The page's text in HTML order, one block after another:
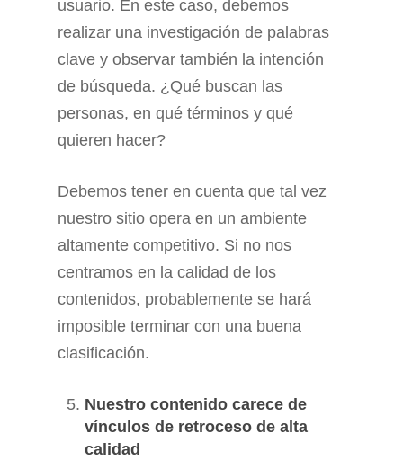
usuario. En este caso, debemos
realizar una investigación de palabras
clave y observar también la intención
de búsqueda. ¿Qué buscan las
personas, en qué términos y qué
quieren hacer?
Debemos tener en cuenta que tal vez
nuestro sitio opera en un ambiente
altamente competitivo. Si no nos
centramos en la calidad de los
contenidos, probablemente se hará
imposible terminar con una buena
clasificación.
Nuestro contenido carece de
vínculos de retroceso de alta
calidad